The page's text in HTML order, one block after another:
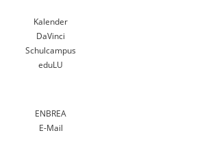
Kalender
DaVinci
Schulcampus
eduLU
ENBREA
E-Mail